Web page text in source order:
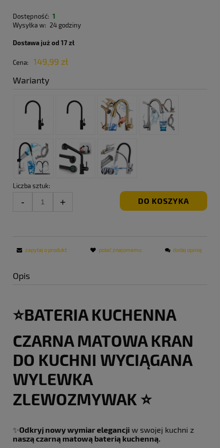
Dostępność: 1
Wysyłka w: 24 godziny
Dostawa już od 17 zł
Cena:
149,99 zł
Warianty
Liczba sztuk:
DO KOSZYKA
zapytaj o produkt poleć znajomemu dodaj opinię
Opis
⭐️BATERIA KUCHENNA
CZARNA MATOWA KRAN
DO KUCHNI WYCIĄGANA
WYLEWKA
ZLEWOZMYWAK ⭐️
✨Odkryj nowy wymiar elegancji w swojej kuchni z
naszą czarną matową baterią kuchenną.